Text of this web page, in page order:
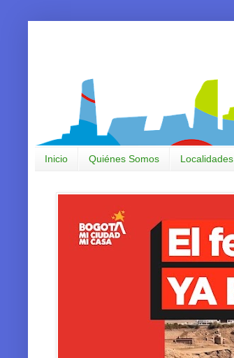
Inicio Quiénes Somos Localidades